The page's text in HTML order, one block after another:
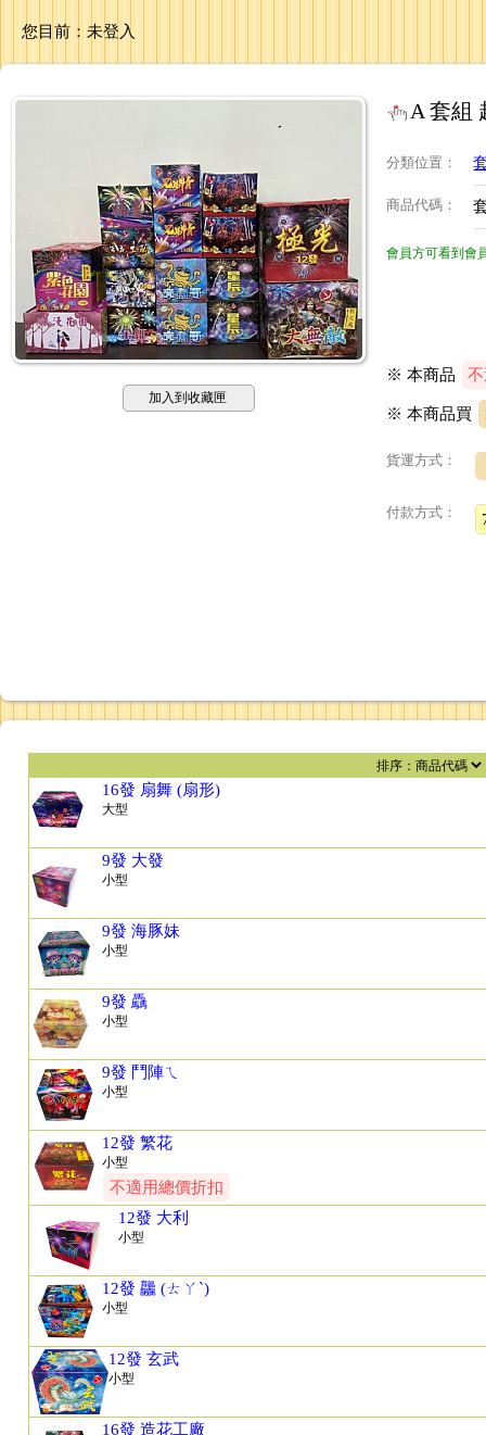
您目前： 未登入
加入到收藏匣
A 套組
分類位置 ：
商品代碼 ：
會員方可看到會
※ 本商品
※ 本商品買
貨運方式：
付款方式：
16發 扇舞 (扇形)
大型
9發 大發
小型
9發 海豚妹
小型
9發 驫
小型
9發 鬥陣ㄟ
小型
12發 繁花
小型
不適用總價折扣
12發 大利
小型
12發 龘 (ㄊㄚˋ)
小型
12發 玄武
小型
16發 造花工廠